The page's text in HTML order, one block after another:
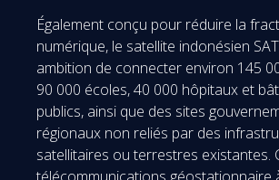
Également conçu pour réduire la
numérique, le satellite indonésien
ambition de connecter environ 145
90 000 écoles, 40 000 hôpitaux et
publics, ainsi que des sites
régionaux non reliés par des
satellitaires ou terrestres existantes.